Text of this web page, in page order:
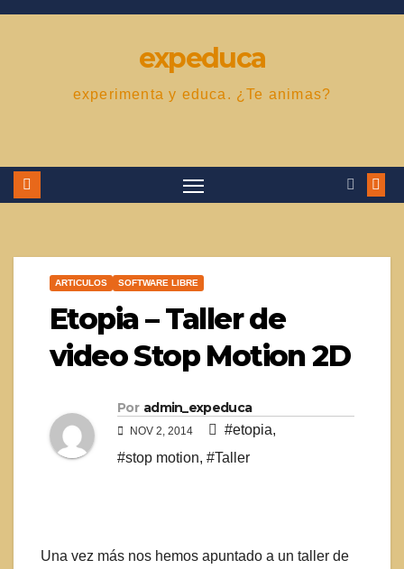
Saltar
expeduca
experimenta y educa. ¿Te animas?
ARTICULOS SOFTWARE LIBRE
Etopia – Taller de
video Stop Motion 2D
Por admin_expeduca
NOV 2, 2014 #etopia,
#stop motion, #Taller
Una vez más nos hemos apuntado a un taller de